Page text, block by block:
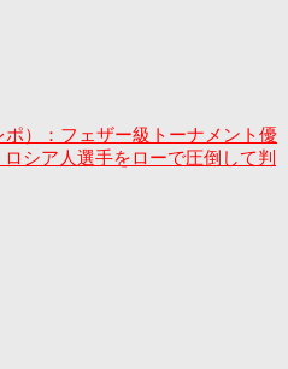
）：フェザー級トーナメント優
シア人選手をローで圧倒して判